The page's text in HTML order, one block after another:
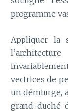
programme
Appliquer la
vectrices de
un démiurge,
grand-duché